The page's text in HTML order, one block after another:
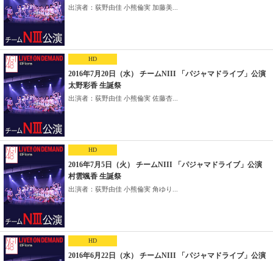
出演者：荻野由佳 小熊倫実 加藤美...
HD
2016年7月20日（水） チームNIII 「パジャマドライブ」公演
太野彩香 生誕祭
出演者：荻野由佳 小熊倫実 佐藤杏...
HD
2016年7月5日（火） チームNIII 「パジャマドライブ」公演
村雲颯香 生誕祭
出演者：荻野由佳 小熊倫実 角ゆり...
HD
2016年6月22日（水） チームNIII 「パジャマドライブ」公演